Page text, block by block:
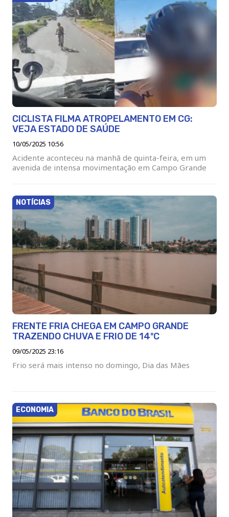
CICLISTA FILMA ATROPELAMENTO EM CG:
VEJA ESTADO DE SAÚDE
10/05/2025 10:56
Acidente aconteceu na manhã de quinta-feira, em um
avenida de intensa movimentação em Campo Grande
NOTÍCIAS
FRENTE FRIA CHEGA EM CAMPO GRANDE
TRAZENDO CHUVA E FRIO DE 14ºC
09/05/2025 23:16
Frio será mais intenso no domingo, Dia das Mães
ECONOMIA